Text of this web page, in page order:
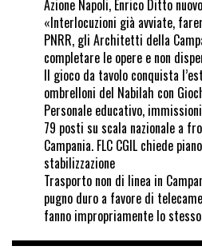
Azione Napoli, Enrico Ditto
«Interlocuzioni già avviate,
PNRR, gli Architetti della
completare le opere e non
Il gioco da tavolo conquista
ombrelloni del Nabilah con
Personale educativo,
79 posti su scala nazionale a
Campania. FLC CGIL chiede
stabilizzazione
Trasporto non di linea in
pugno duro a favore di
fanno impropriamente lo